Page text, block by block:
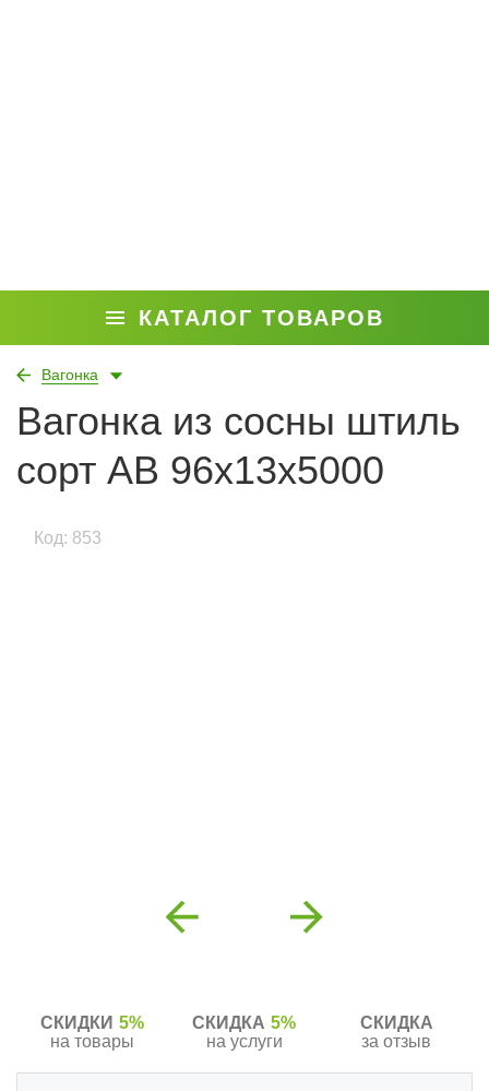
КАТАЛОГ ТОВАРОВ
Вагонка
Вагонка из сосны штиль
сорт АВ 96x13x5000
Код: 853
Previous Next
СКИДКИ 5%
на товары
СКИДКА 5%
на услуги
СКИДКА
за отзыв